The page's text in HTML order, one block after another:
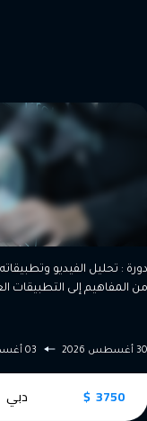
في الأمن والسلامة
العملية
03 أغسطس 2026
حضوري دبي